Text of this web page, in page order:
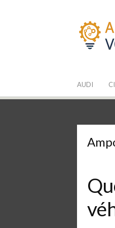
AUDI